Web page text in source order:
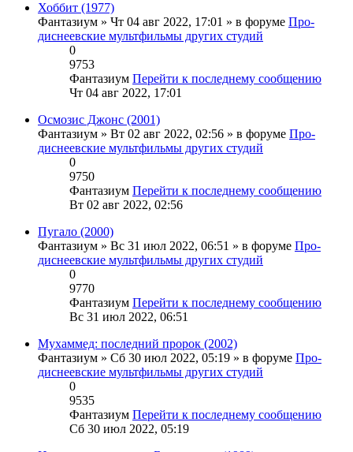
Хоббит (1977)
Фантазиум » Чт 04 авг 2022, 17:01 » в форуме Про-
диснеевские мультфильмы других студий
0
9753
Фантазиум Перейти к последнему сообщению
Чт 04 авг 2022, 17:01
Осмозис Джонс (2001)
Фантазиум » Вт 02 авг 2022, 02:56 » в форуме Про-
диснеевские мультфильмы других студий
0
9750
Фантазиум Перейти к последнему сообщению
Вт 02 авг 2022, 02:56
Пугало (2000)
Фантазиум » Вс 31 июл 2022, 06:51 » в форуме Про-
диснеевские мультфильмы других студий
0
9770
Фантазиум Перейти к последнему сообщению
Вс 31 июл 2022, 06:51
Мухаммед: последний пророк (2002)
Фантазиум » Сб 30 июл 2022, 05:19 » в форуме Про-
диснеевские мультфильмы других студий
0
9535
Фантазиум Перейти к последнему сообщению
Сб 30 июл 2022, 05:19